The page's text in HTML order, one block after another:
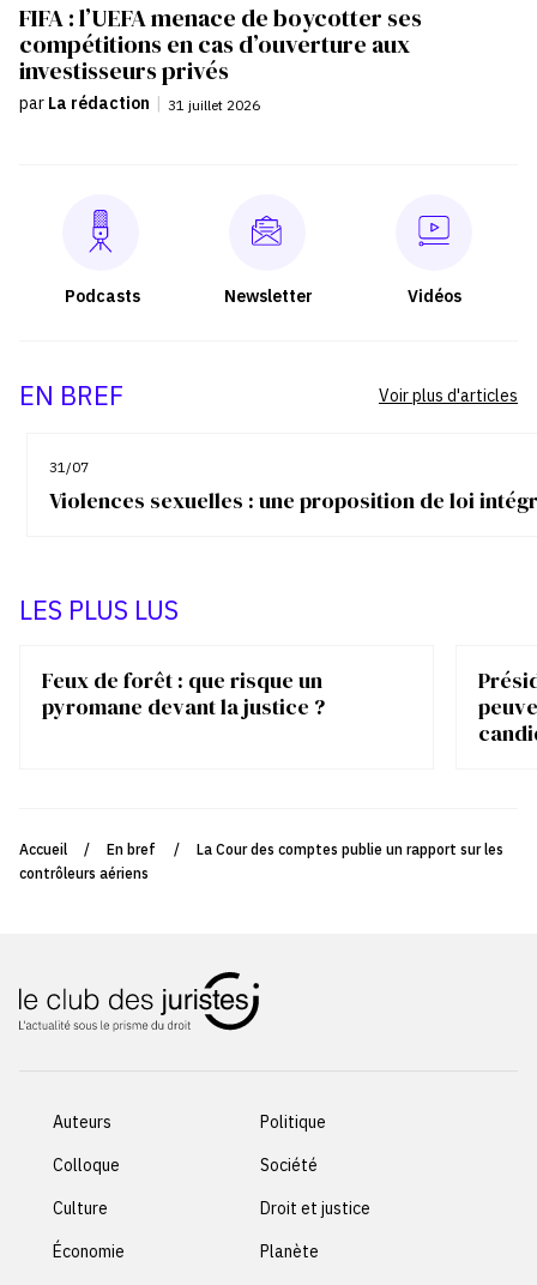
FIFA : l’UEFA menace de boycotter ses
compétitions en cas d’ouverture aux
investisseurs privés
par La rédaction | 31 juillet 2026
Podcasts Newsletter Vidéos
EN BREF
31/07
Violences sexuelles : une proposition de loi
Voir plus d'articles
LES PLUS LUS
Feux de forêt : que risque un
pyromane devant la justice ?
Accueil / En bref /
La Cour des comptes publie un rapport sur les
contrôleurs aériens
Auteurs
Colloque
Culture
Économie
Politique
Société
Droit et justice
Planète